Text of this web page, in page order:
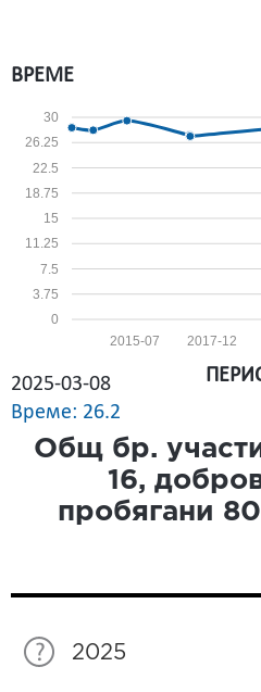
ВРЕМЕ
0
3.75
7.5
11.25
15
18.75
22.5
26.25
30
2017-12
2015-07
2025-03-08
Време: 26.2
Общ бр.
16,
пробягани 80
2025